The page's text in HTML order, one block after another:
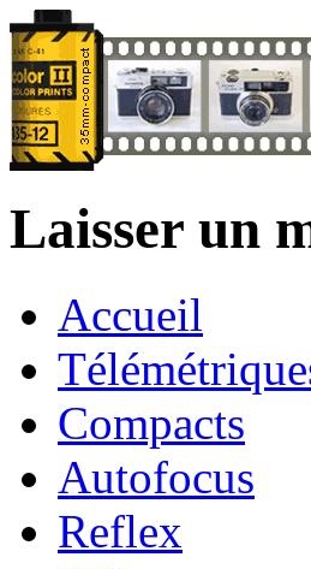
Laisser un
Accueil
Compacts
Autofocus
Reflex